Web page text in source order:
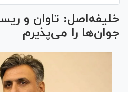
خلیفه‌اصل: تاوان و
جوان‌ها را می‌پذیرم